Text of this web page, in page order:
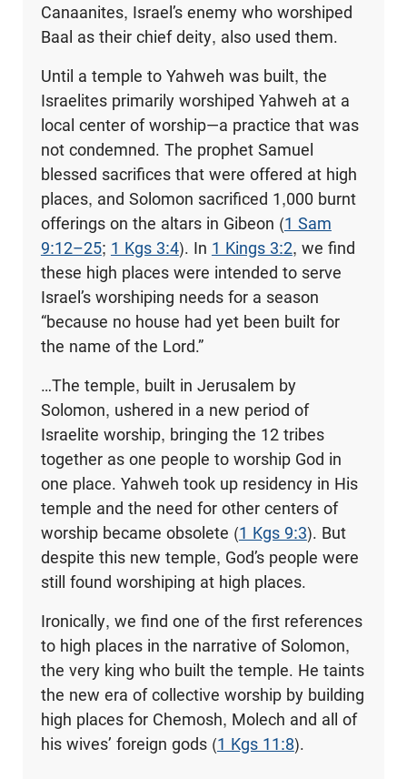
Canaanites, Israel’s enemy who worshiped
Baal as their chief deity, also used them.
Until a temple to Yahweh was built, the
Israelites primarily worshiped Yahweh at a
local center of worship—a practice that was
not condemned. The prophet Samuel
blessed sacrifices that were offered at high
places, and Solomon sacrificed 1,000 burnt
offerings on the altars in Gibeon (1 Sam
9:12–25; 1 Kgs 3:4). In 1 Kings 3:2, we find
these high places were intended to serve
Israel’s worshiping needs for a season
“because no house had yet been built for
the name of the Lord.”
…The temple, built in Jerusalem by
Solomon, ushered in a new period of
Israelite worship, bringing the 12 tribes
together as one people to worship God in
one place. Yahweh took up residency in His
temple and the need for other centers of
worship became obsolete (1 Kgs 9:3). But
despite this new temple, God’s people were
still found worshiping at high places.
Ironically, we find one of the first references
to high places in the narrative of Solomon,
the very king who built the temple. He taints
the new era of collective worship by building
high places for Chemosh, Molech and all of
his wives’ foreign gods (1 Kgs 11:8).